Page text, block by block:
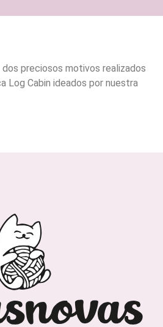
preciosos motivos realizados
Log Cabin ideados por nuestra